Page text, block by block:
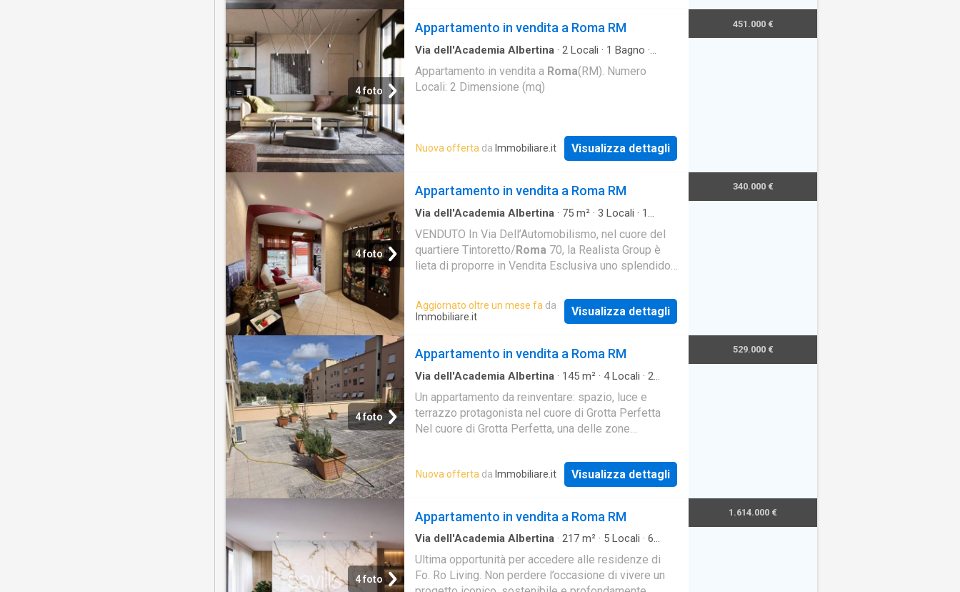
4 foto
Appartamento in vendita a Roma RM
Via dell'Academia Albertina · 2 Locali · 1 Bagno ·
Appartamento in vendita a Roma(RM). Numero
Locali: 2 Dimensione (mq)
Nuova offerta da Immobiliare.it Visualizza dettagli
451.000 €
4 foto
Appartamento in vendita a Roma RM
Via dell'Academia Albertina · 75 m² · 3 Locali · 1
VENDUTO In Via Dell’Automobilismo, nel cuore del
quartiere Tintoretto/Roma 70, la Realista Group è
lieta di proporre in Vendita Esclusiva uno splendido
Aggiornato oltre un mese fa da
Immobiliare.it
Visualizza dettagli
340.000 €
4 foto
Appartamento in vendita a Roma RM
Via dell'Academia Albertina · 145 m² · 4Locali · 2
Un appartamento da reinventare: spazio, luce e
terrazzo protagonista nel cuore di Grotta Perfetta
Nel cuore di Grotta Perfetta, una delle zone
Nuova offerta da Immobiliare.it Visualizza dettagli
529.000 €
4 foto
Appartamento in vendita a Roma RM
Via dell'Academia Albertina · 217 m² · 5 Locali · 6
Ultima opportunità per accedere alle residenze di
Fo. Ro Living. Non perdere l’occasione di vivere un
1.614.000 €